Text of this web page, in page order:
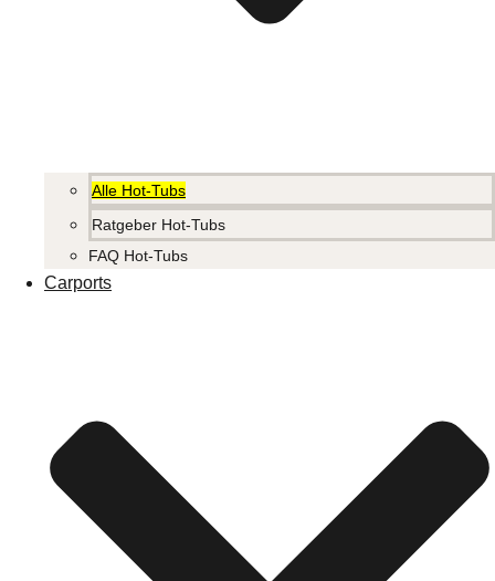
Alle Hot-Tubs
Ratgeber Hot-Tubs
FAQ Hot-Tubs
Carports